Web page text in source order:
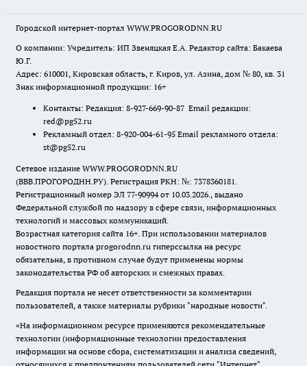
Городской интернет-портал WWW.PROGORODNN.RU
О компании: Учредитель: ИП Звеняцкая Е.А. Редактор сайта: Бакаева
Ю.Г.
Адрес: 610001, Кировская область, г. Киров, ул. Азина, дом № 80, кв. 31
Знак информационной продукции: 16+
Контакты: Редакция: 8-927-669-90-87 Email редакции:
red@pg52.ru
Рекламный отдел: 8-920-004-61-95 Email рекламного отдела:
st@pg52.ru
Сетевое издание WWW.PROGORODNN.RU
(ВВВ.ПРОГОРОДНН.РУ). Регистрация РКН: №: 7378360181.
Регистрационный номер ЭЛ 77-90994 от 10.03.2026., выдано
Федеральной службой по надзору в сфере связи, информационных
технологий и массовых коммуникаций.
Возрастная категория сайта 16+. При использовании материалов
новостного портала progorodnn.ru гиперссылка на ресурс
обязательна, в противном случае будут применены нормы
законодательства РФ об авторских и смежных правах.
Редакция портала не несет ответственности за комментарии
пользователей, а также материалы рубрики "народные новости".
«На информационном ресурсе применяются рекомендательные
технологии (информационные технологии предоставления
информации на основе сбора, систематизации и анализа сведений,